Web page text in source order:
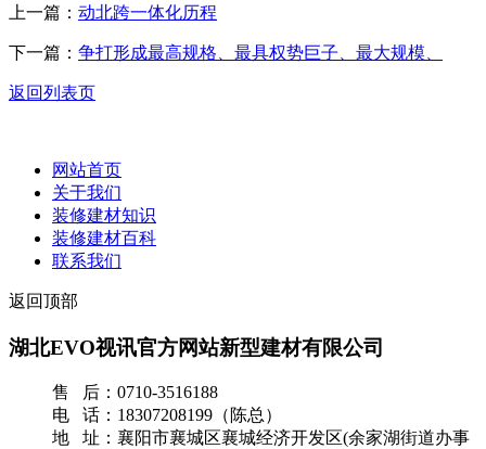
上一篇： 动北跨一体化历程
下一篇： 争打形成最高规格、最具权势巨子、最大规模、
返回列表页
网站首页
关于我们
装修建材知识
装修建材百科
联系我们
返回顶部
湖北EVO视讯官方网站新型建材有限公司
售 后：0710-3516188
电 话：18307208199（陈总）
地 址：襄阳市襄城区襄城经济开发区(余家湖街道办事